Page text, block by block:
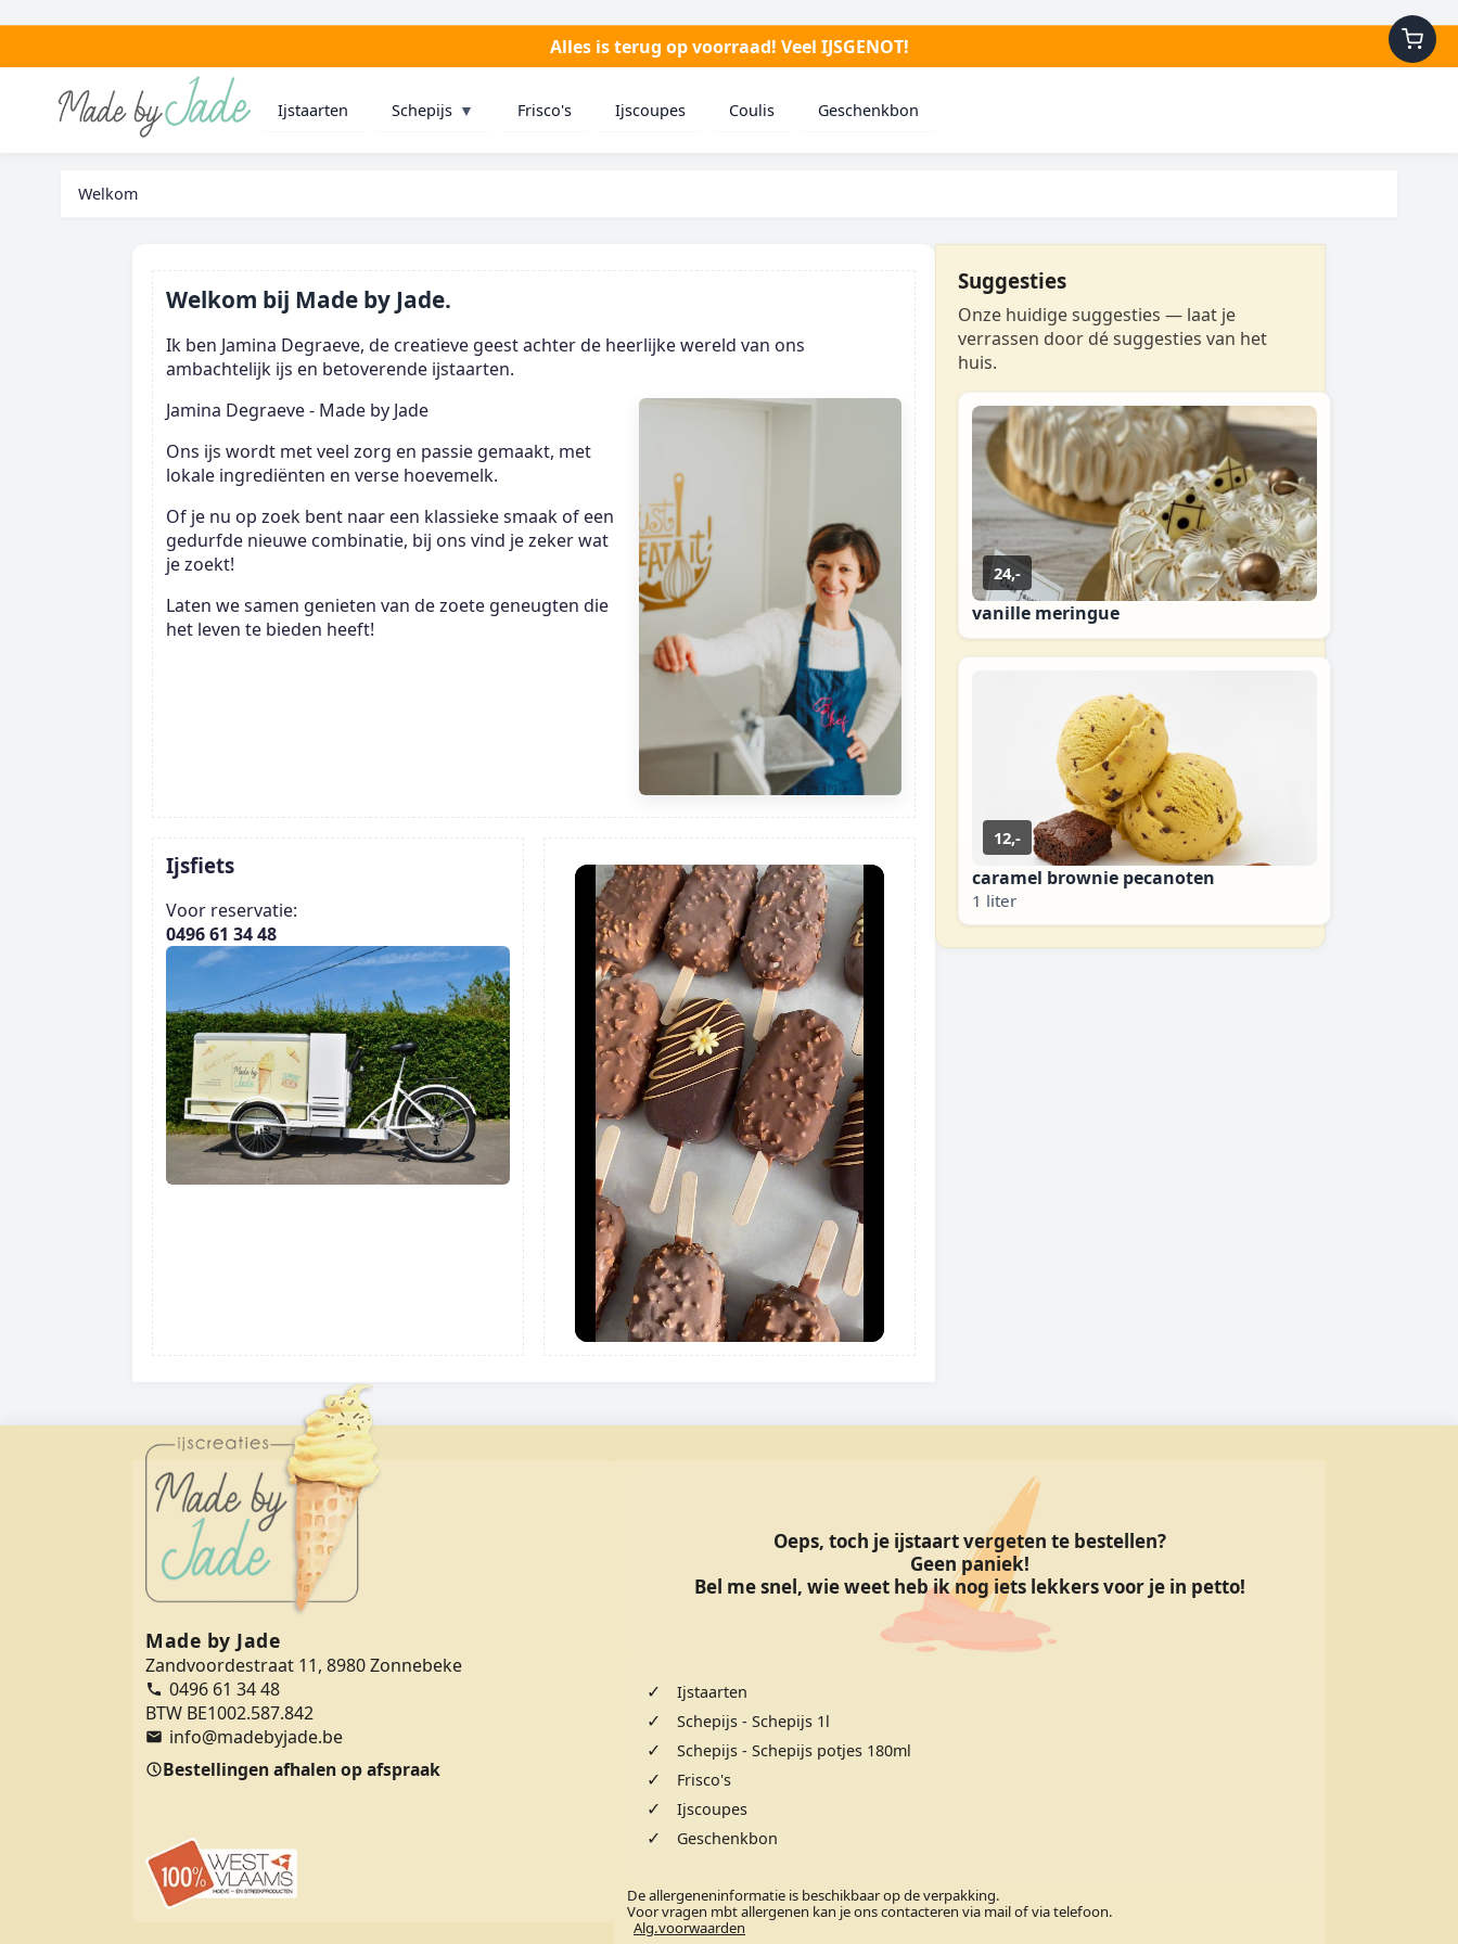
Alles is terug op voorraad! Veel IJSGENOT!
Ijstaarten Schepijs ▼ Frisco's Ijscoupes Coulis Geschenkbon
Welkom
Welkom bij Made by Jade.
Ik ben Jamina Degraeve, de creatieve geest achter de heerlijke wereld van ons
ambachtelijk ijs en betoverende ijstaarten.
Jamina Degraeve - Made by Jade
Ons ijs wordt met veel zorg en passie gemaakt, met
lokale ingrediënten en verse hoevemelk.
Of je nu op zoek bent naar een klassieke smaak of een
gedurfde nieuwe combinatie, bij ons vind je zeker wat
je zoekt!
Laten we samen genieten van de zoete geneugten die
het leven te bieden heeft!
Ijsfiets
Voor reservatie:
0496 61 34 48
Suggesties
Onze huidige suggesties — laat je
verrassen door dé suggesties van het
huis.
24,-
vanille meringue
12,-
caramel brownie pecanoten
1 liter
Made by Jade
Zandvoordestraat 11, 8980 Zonnebeke
0496 61 34 48
BTW BE1002.587.842
info@madebyjade.be
Bestellingen afhalen op afspraak
Oeps, toch je ijstaart vergeten te bestellen?
Geen paniek!
Bel me snel, wie weet heb ik nog iets lekkers voor je in petto!
✓ Ijstaarten
✓ Schepijs - Schepijs 1l
✓ Schepijs - Schepijs potjes 180ml
✓ Frisco's
✓ Ijscoupes
✓ Geschenkbon
De allergeneninformatie is beschikbaar op de verpakking.
Voor vragen mbt allergenen kan je ons contacteren via mail of via telefoon.
Alg.voorwaarden